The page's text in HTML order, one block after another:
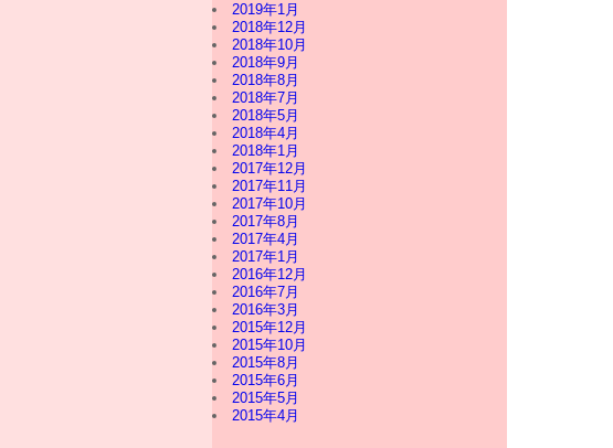
2019年1月
2018年12月
2018年10月
2018年9月
2018年8月
2018年7月
2018年5月
2018年4月
2018年1月
2017年12月
2017年11月
2017年10月
2017年8月
2017年4月
2017年1月
2016年12月
2016年7月
2016年3月
2015年12月
2015年10月
2015年8月
2015年6月
2015年5月
2015年4月